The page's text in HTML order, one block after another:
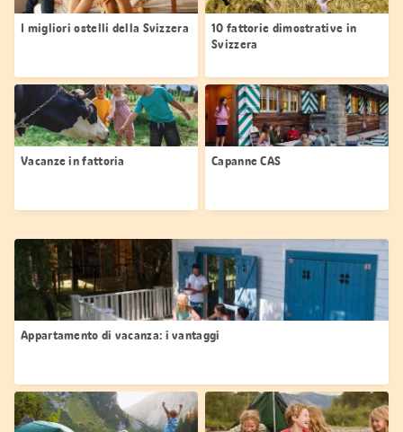
I migliori ostelli della Svizzera
10 fattorie dimostrative in
Svizzera
Vacanze in fattoria Capanne CAS
Appartamento di vacanza: i vantaggi